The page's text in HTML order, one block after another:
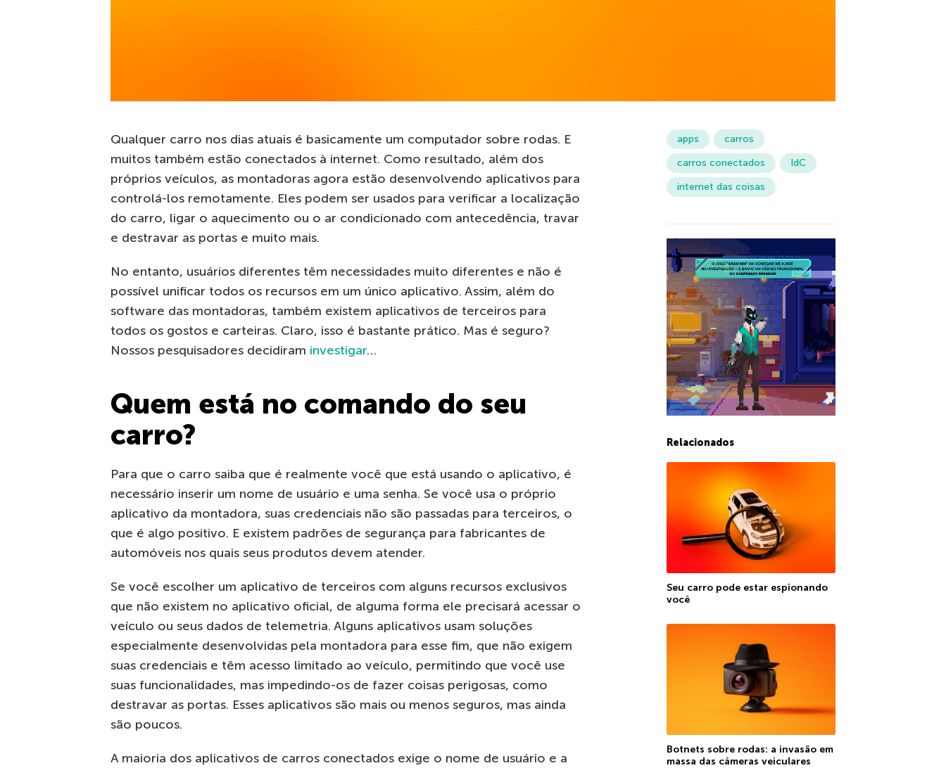
Qualquer carro nos dias atuais é basicamente um computador sobre rodas. E
muitos também estão conectados à internet. Como resultado, além dos
próprios veículos, as montadoras agora estão desenvolvendo aplicativos para
controlá-los remotamente. Eles podem ser usados ​​para verificar a localização
do carro, ligar o aquecimento ou o ar condicionado com antecedência, travar
e destravar as portas e muito mais.
No entanto, usuários diferentes têm necessidades muito diferentes e não é
possível unificar todos os recursos em um único aplicativo. Assim, além do
software das montadoras, também existem aplicativos de terceiros para
todos os gostos e carteiras. Claro, isso é bastante prático. Mas é seguro?
Nossos pesquisadores decidiram investigar…
Quem está no comando do seu
carro?
Para que o carro saiba que é realmente você que está usando o aplicativo, é
necessário inserir um nome de usuário e uma senha. Se você usa o próprio
aplicativo da montadora, suas credenciais não são passadas para terceiros, o
que é algo positivo. E existem padrões de segurança para fabricantes de
automóveis nos quais seus produtos devem atender.
Se você escolher um aplicativo de terceiros com alguns recursos exclusivos
que não existem no aplicativo oficial, de alguma forma ele precisará acessar o
veículo ou seus dados de telemetria. Alguns aplicativos usam soluções
especialmente desenvolvidas pela montadora para esse fim, que não exigem
suas credenciais e têm acesso limitado ao veículo, permitindo que você use
suas funcionalidades, mas impedindo-os de fazer coisas perigosas, como
destravar as portas. Esses aplicativos são mais ou menos seguros, mas ainda
são poucos.
A maioria dos aplicativos de carros conectados exige o nome de usuário e a
apps
carros
carros conectados
IdC
internet das coisas
Relacionados
Seu carro pode estar espionando
você
Botnets sobre rodas: a invasão em
massa das câmeras veiculares